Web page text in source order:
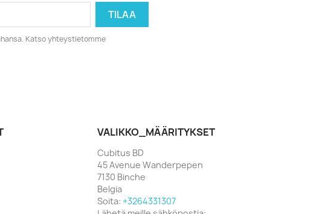
Katso yhteystietomme
VALIKKO_MÄÄRITYKSET
Cubitus BD
45 Avenue Wanderpepen
7130 Binche
Belgia
Soita: +3264331307